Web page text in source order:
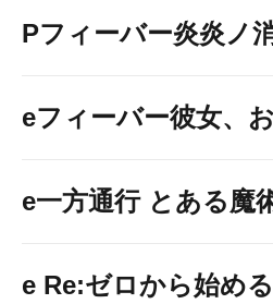
Pフィーバー炎炎ノ
eフィーバー彼女、
e一方通行 とある魔
e Re:ゼロから始め